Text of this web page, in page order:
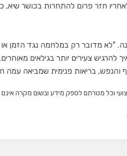
חזר פרום להתחרות בכושר
"לא מדובר רק במלחמה נגד הזמן
איך להרגיש צעירים יותר בגילאים
והנפש, בריאות פנימית שמביאה עמה
וכל מטרתם לספק מידע ובשום מקרה